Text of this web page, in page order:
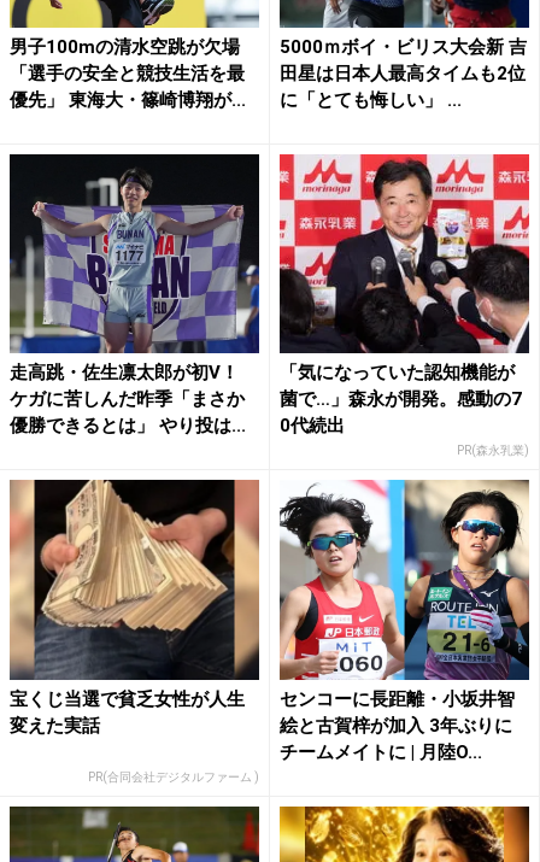
男子100mの清水空跳が欠場
「選手の安全と競技生活を最
優先」 東海大・篠崎博翔が...
5000ｍボイ・ビリス大会新 吉
田星は日本人最高タイムも2位
に「とても悔しい」 ...
走高跳・佐生凛太郎が初V！
ケガに苦しんだ昨季「まさか
優勝できるとは」 やり投は...
「気になっていた認知機能が
菌で…」森永が開発。感動の7
0代続出
PR(森永乳業)
宝くじ当選で貧乏女性が人生
変えた実話
PR(合同会社デジタルファーム )
センコーに長距離・小坂井智
絵と古賀梓が加入 3年ぶりに
チームメイトに | 月陸O...